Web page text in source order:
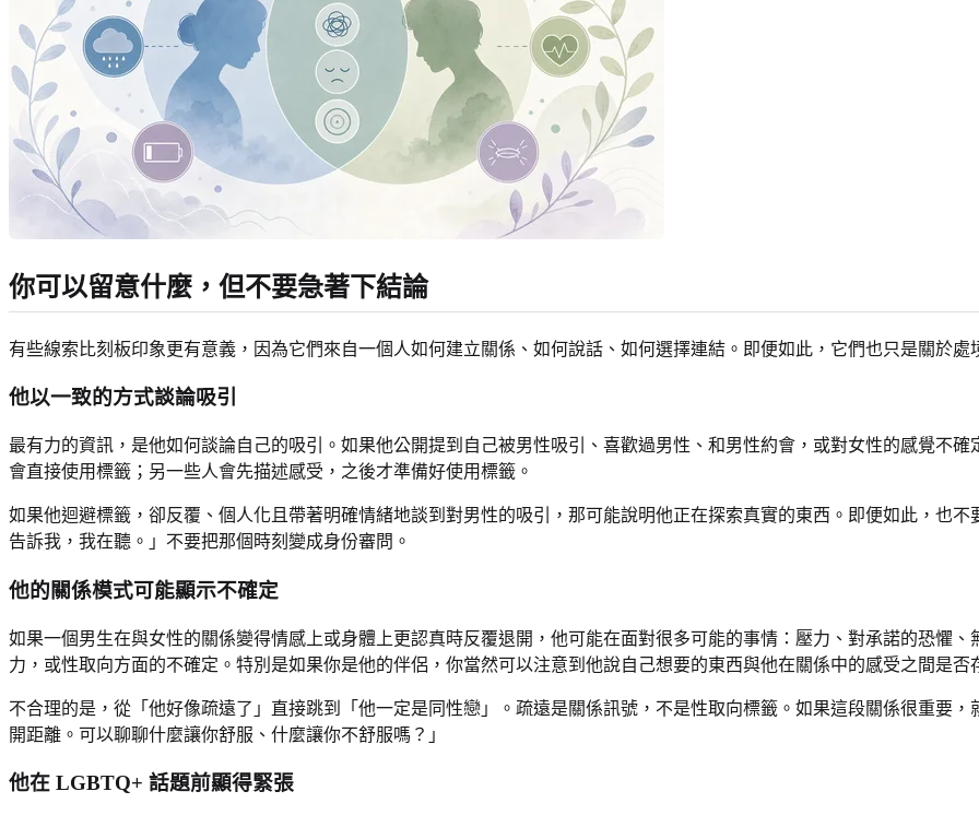
你可以留意什麼，但不要急著下結論
有些線索比刻板印象更有意義，因為它們來自一個人如何建立關係、如何說話、如何選擇連結。即便如此，它們也只是關於處
他以一致的方式談論吸引
最有力的資訊，是他如何談論自己的吸引。如果他公開提到自己被男性吸引、喜歡過男性、和男性約會，或對女性的感覺不
會直接使用標籤；另一些人會先描述感受，之後才準備好使用標籤。
如果他迴避標籤，卻反覆、個人化且帶著明確情緒地談到對男性的吸引，那可能說明他正在探索真實的東西。即便如此，也
告訴我，我在聽。」不要把那個時刻變成身份審問。
他的關係模式可能顯示不確定
如果一個男生在與女性的關係變得情感上或身體上更認真時反覆退開，他可能在面對很多可能的事情：壓力、對承諾的恐懼
力，或性取向方面的不確定。特別是如果你是他的伴侶，你當然可以注意到他說自己想要的東西與他在關係中的感受之間是否
不合理的是，從「他好像疏遠了」直接跳到「他一定是同性戀」。疏遠是關係訊號，不是性取向標籤。如果這段關係很重要
開距離。可以聊聊什麼讓你舒服、什麼讓你不舒服嗎？」
他在 LGBTQ+ 話題前顯得緊張